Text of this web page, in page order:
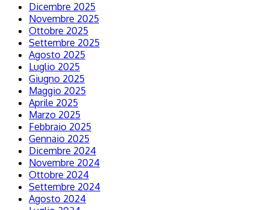
Dicembre 2025
Novembre 2025
Ottobre 2025
Settembre 2025
Agosto 2025
Luglio 2025
Giugno 2025
Maggio 2025
Aprile 2025
Marzo 2025
Febbraio 2025
Gennaio 2025
Dicembre 2024
Novembre 2024
Ottobre 2024
Settembre 2024
Agosto 2024